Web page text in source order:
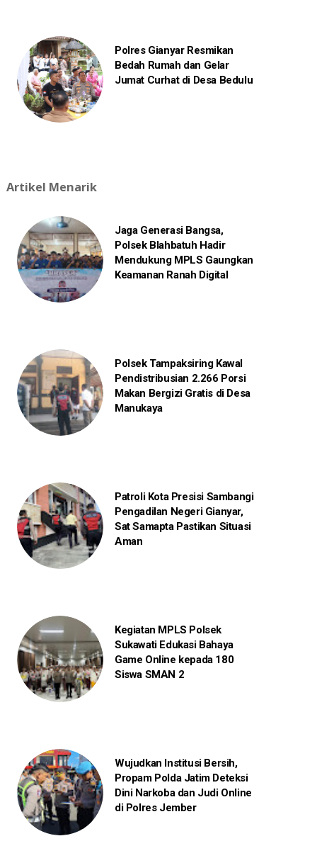
Polres Gianyar Resmikan
Bedah Rumah dan Gelar
Jumat Curhat di Desa Bedulu
Artikel Menarik
Jaga Generasi Bangsa,
Polsek Blahbatuh Hadir
Mendukung MPLS Gaungkan
Keamanan Ranah Digital
Polsek Tampaksiring Kawal
Pendistribusian 2.266 Porsi
Makan Bergizi Gratis di Desa
Manukaya
Patroli Kota Presisi Sambangi
Pengadilan Negeri Gianyar,
Sat Samapta Pastikan Situasi
Aman
Kegiatan MPLS Polsek
Sukawati Edukasi Bahaya
Game Online kepada 180
Siswa SMAN 2
Wujudkan Institusi Bersih,
Propam Polda Jatim Deteksi
Dini Narkoba dan Judi Online
di Polres Jember